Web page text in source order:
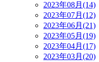
2023年08月(14)
2023年07月(12)
2023年06月(21)
2023年05月(19)
2023年04月(17)
2023年03月(20)